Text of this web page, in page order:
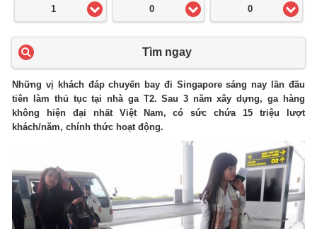
1 0 0
Tìm ngay
Những vị khách đáp chuyến bay đi Singapore sáng nay lần đầu
tiên làm thủ tục tại nhà ga T2. Sau 3 năm xây dựng, ga hàng
không hiện đại nhất Việt Nam, có sức chứa 15 triệu lượt
khách/năm, chính thức hoạt động.